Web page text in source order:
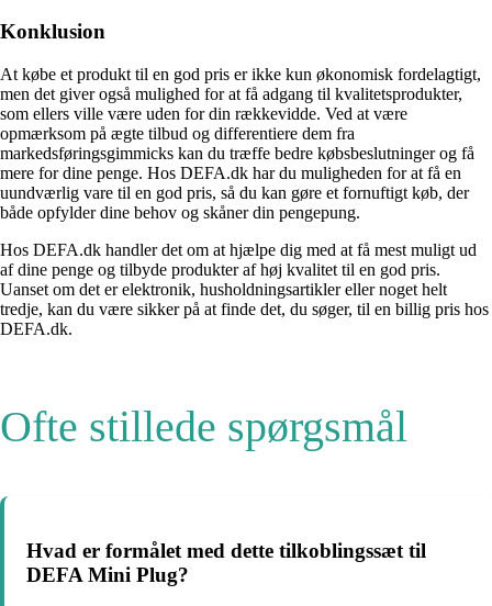
Konklusion
At købe et produkt til en god pris er ikke kun økonomisk fordelagtigt,
men det giver også mulighed for at få adgang til kvalitetsprodukter,
som ellers ville være uden for din rækkevidde. Ved at være
opmærksom på ægte tilbud og differentiere dem fra
markedsføringsgimmicks kan du træffe bedre købsbeslutninger og få
mere for dine penge. Hos DEFA.dk har du muligheden for at få en
uundværlig vare til en god pris, så du kan gøre et fornuftigt køb, der
både opfylder dine behov og skåner din pengepung.
Hos DEFA.dk handler det om at hjælpe dig med at få mest muligt ud
af dine penge og tilbyde produkter af høj kvalitet til en god pris.
Uanset om det er elektronik, husholdningsartikler eller noget helt
tredje, kan du være sikker på at finde det, du søger, til en billig pris hos
DEFA.dk.
Ofte stillede spørgsmål
Hvad er formålet med dette tilkoblingssæt til
DEFA Mini Plug?